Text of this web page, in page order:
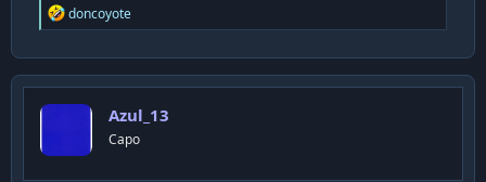
R
e
c
t
doncoyote
Azul_13
Capo